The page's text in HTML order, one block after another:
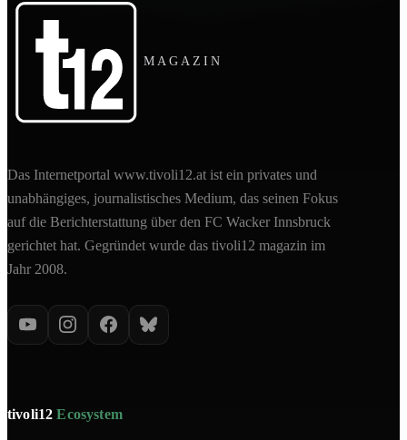
MAGAZIN
Das Internetportal www.tivoli12.at ist ein privates und
unabhängiges, journalistisches Medium, das seinen Fokus
auf die Berichterstattung über den FC Wacker Innsbruck
gerichtet hat. Gegründet wurde das tivoli12 magazin im
Jahr 2008.
tivoli12Ecosystem